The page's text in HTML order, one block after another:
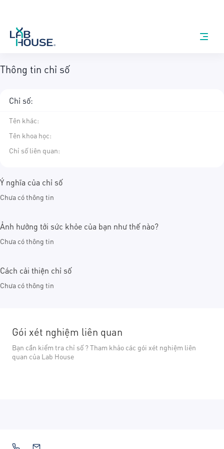
Thông tin chỉ số
Chỉ số:
Tên khác:
Tên khoa học:
Chỉ số liên quan:
Ý nghĩa của chỉ số
Chưa có thông tin
Ảnh hưởng tới sức khỏe của bạn như thế nào?
Chưa có thông tin
Cách cải thiện chỉ số
Chưa có thông tin
Gói xét nghiệm liên quan
Bạn cần kiểm tra chỉ số ? Tham khảo các gói xét nghiệm liên
quan của Lab House